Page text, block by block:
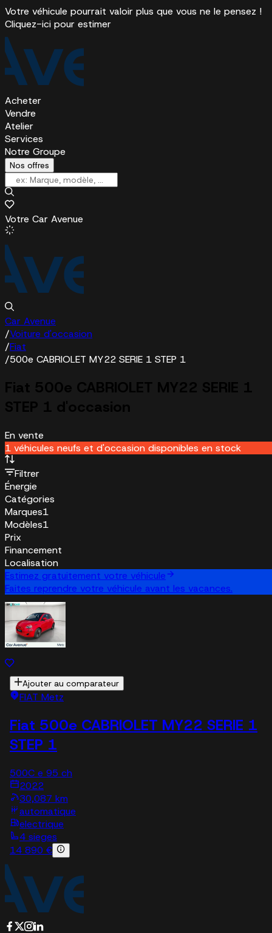
Votre véhicule pourrait valoir plus que vous ne le pensez !
Cliquez-ici pour estimer
Acheter
Vendre
Atelier
Services
Notre Groupe
Nos offres
Votre Car Avenue
Car Avenue
/Voiture d'occasion
/Fiat
/500e CABRIOLET MY22 SERIE 1 STEP 1
En vente
1 véhicules neufs et d'occasion disponibles en stock
Filtrer
Énergie
Catégories
Marques1
Modèles1
Prix
Financement
Localisation
Estimez gratuitement votre véhicule
Faites reprendre votre véhicule avant les vacances.
Ajouter au comparateur
FIAT Metz
Fiat 500e CABRIOLET MY22 SERIE 1
STEP 1
500C e 95 ch
2022
30,087 km
automatique
electrique
4 sieges
14 890 €